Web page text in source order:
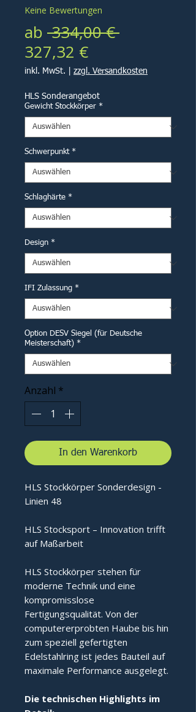
Keine Bewertungen
ab 334,00 €
327,32 €Sale-
Preis
inkl. MwSt. zzgl. Versandkosten
HLS Sonderangebot
Gewicht Stockkörper *
Schwerpunkt *
Schlaghärte *
Design *
IFI Zulassung *
Option DESV Siegel (für Deutsche
Meisterschaft) *
Anzahl *
In den Warenkorb
HLS Stockkörper Sonderdesign -
Linien 48
HLS Stocksport – Innovation trifft
auf Maßarbeit
HLS Stockkörper stehen für
moderne Technik und eine
kompromisslose
Fertigungsqualität. Von der
computererprobten Haube bis hin
zum speziell gefertigten
Edelstahlring ist jedes Bauteil auf
maximale Performance ausgelegt.
Die technischen Highlights im